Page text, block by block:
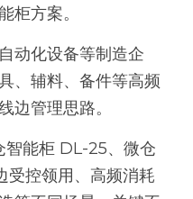
柜方案。
动化设备等制造企
、辅料、备件等高频
边管理思路。
能柜 DL-25、微仓
受控领用、高频消耗